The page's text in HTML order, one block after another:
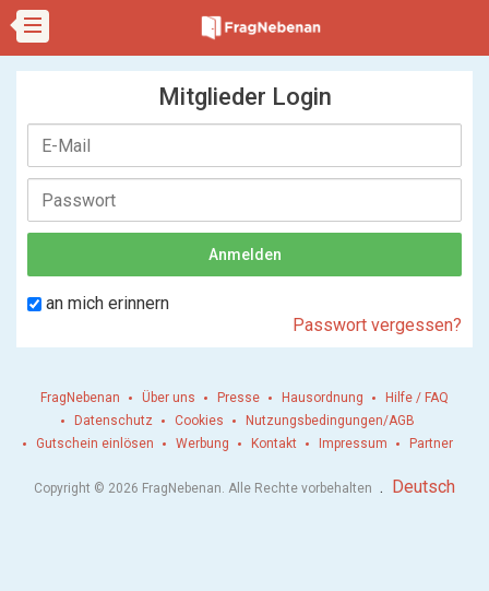
Mitglieder Login
an mich erinnern
Passwort vergessen?
FragNebenan Über uns Presse Hausordnung
Hilfe / FAQ
Datenschutz
Cookies
Nutzungsbedingungen/AGB
Gutschein einlösen
Werbung Kontakt Impressum Partner
Copyright © 2026 FragNebenan. Alle Rechte vorbehalten . Deutsch